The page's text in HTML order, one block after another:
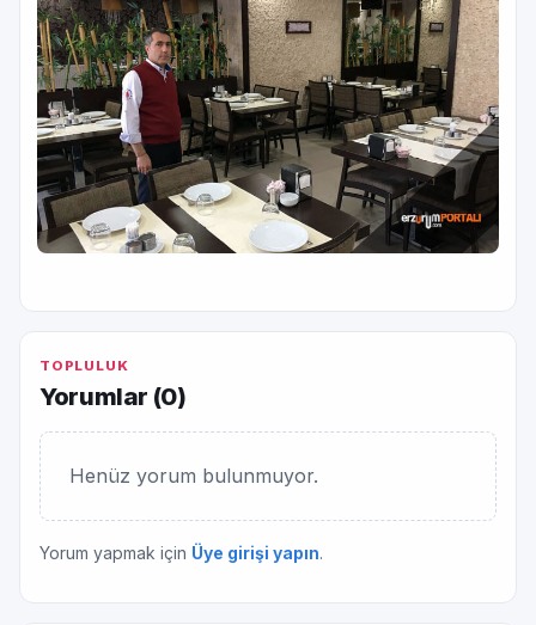
TOPLULUK
Yorumlar (0)
Henüz yorum bulunmuyor.
Yorum yapmak için Üye girişi yapın.